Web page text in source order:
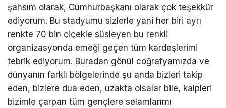
şahsım olarak, Cumhurbaşkanı olarak çok teşekkür
ediyorum. Bu stadyumu sizlerle yani her biri ayrı
renkte 70 bin çiçekle süsleyen bu renkli
organizasyonda emeği geçen tüm kardeşlerimi
tebrik ediyorum. Buradan gönül coğrafyamızda ve
dünyanın farklı bölgelerinde şu anda bizleri takip
eden, bizlere dua eden, uzakta olsalar bile, kalpleri
bizimle çarpan tüm gençlere selamlarımı